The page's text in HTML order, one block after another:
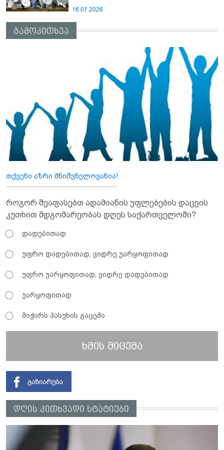
16.07.2026
გამოკითხვა
თქვენი აზრი მნიშვნელოვანია!
როგორ შეაფასებთ ადამიანის უფლებების დაცვის
კუთხით მდგომარეობას დღეს საქართველოში?
დადებითად
უფრო დადებითად, ვიდრე უარყოფითად
უფრო უარყოფითად, ვიდრე დადებითად
უარყოფითად
მიჭირს პასუხის გაცემა
ხმის მიცემა
დღის კითხვადი სტატიები